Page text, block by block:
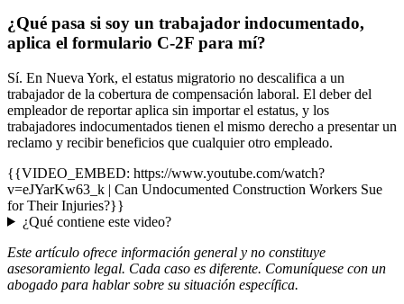
¿Qué pasa si soy un trabajador indocumentado,
aplica el formulario C-2F para mí?
Sí. En Nueva York, el estatus migratorio no descalifica a un
trabajador de la cobertura de compensación laboral. El deber del
empleador de reportar aplica sin importar el estatus, y los
trabajadores indocumentados tienen el mismo derecho a presentar un
reclamo y recibir beneficios que cualquier otro empleado.
{{VIDEO_EMBED: https://www.youtube.com/watch?
v=eJYarKw63_k | Can Undocumented Construction Workers Sue
for Their Injuries?}}
¿Qué contiene este video?
Este artículo ofrece información general y no constituye
asesoramiento legal. Cada caso es diferente. Comuníquese con un
abogado para hablar sobre su situación específica.